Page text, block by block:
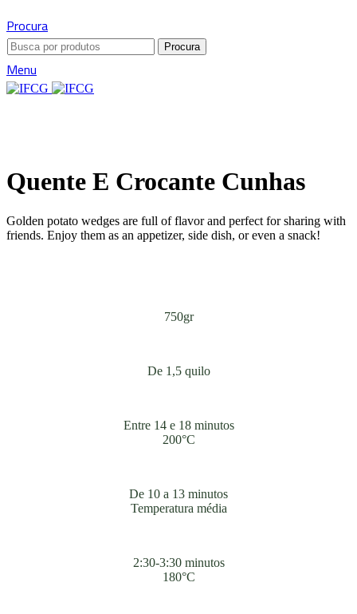
Procura
Procura
Menu
Quente E Crocante Cunhas
Golden potato wedges are full of flavor and perfect for sharing with
friends. Enjoy them as an appetizer, side dish, or even a snack!
750gr
De 1,5 quilo
Entre 14 e 18 minutos
200°C
De 10 a 13 minutos
Temperatura média
2:30-3:30 minutos
180°C